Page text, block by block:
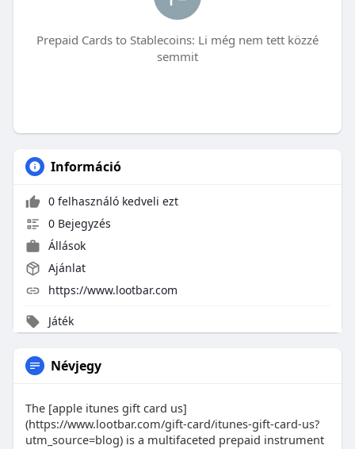
Prepaid Cards to Stablecoins: Li még nem tett közzé
semmit
Információ
0 felhasználó kedveli ezt
0 Bejegyzés
Állások
Ajánlat
https://www.lootbar.com
Játék
Névjegy
The [apple itunes gift card us]
(https://www.lootbar.com/gift-card/itunes-gift-card-us?
utm_source=blog) is a multifaceted prepaid instrument